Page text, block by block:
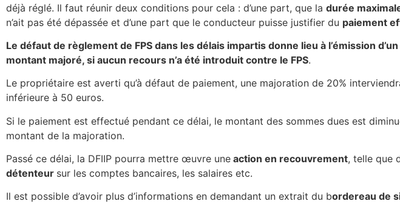
déjà réglé. Il faut réunir deux conditions pour cela : d’une part, que la durée
n’ait pas été dépassée et d’une part que le conducteur puisse justifier du paiement
Le défaut de règlement de FPS dans les délais impartis donne lieu à l’émission
montant majoré, si aucun recours n’a été introduit contre le FPS.
Le propriétaire est averti qu’à défaut de paiement, une majoration de 20%
inférieure à 50 euros.
Si le paiement est effectué pendant ce délai, le montant des sommes dues est
montant de la majoration.
Passé ce délai, la DFIIP pourra mettre œuvre une action en recouvrement, telle que
détenteur sur les comptes bancaires, les salaires etc.
Il est possible d’avoir plus d’informations en demandant un extrait du bordereau de